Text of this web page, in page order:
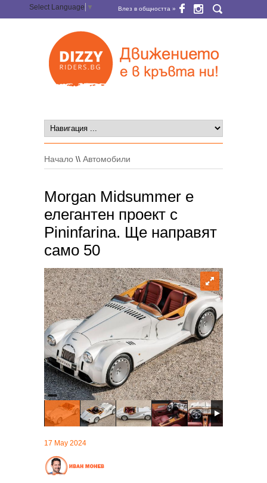
Select Language ▼ Влез в общността »
Начало \\ Автомобили
Morgan Midsummer e
елегантен проект с
Pininfarina. Ще направят
само 50
17 May 2024